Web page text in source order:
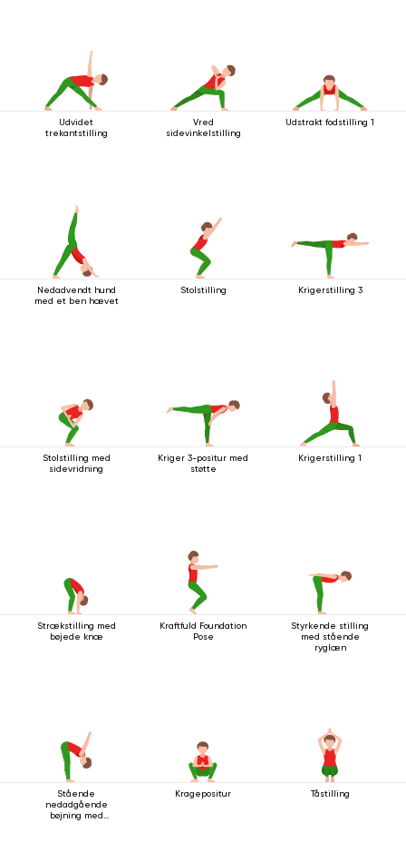
Udvidet
trekantstilling
Vred
sidevinkelstilling
Udstrakt fodstilling 1
Nedadvendt hund
med et ben hævet
Stolstilling Krigerstilling 3
Stolstilling med
sidevridning
Kriger 3-positur med
støtte
Krigerstilling 1
Strækstilling med
bøjede knæ
Kraftfuld Foundation
Pose
Styrkende stilling
med stående
ryglæn
Stående
nedadgående
bøjning med
Kragepositur Tåstilling